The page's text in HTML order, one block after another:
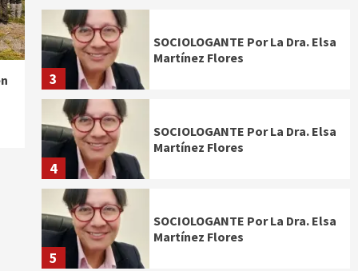
3
SOCIOLOGANTE Por La Dra. Elsa
Martínez Flores
4
SOCIOLOGANTE Por La Dra. Elsa
Martínez Flores
5
SOCIOLOGANTE Por La Dra. Elsa
Martínez Flores